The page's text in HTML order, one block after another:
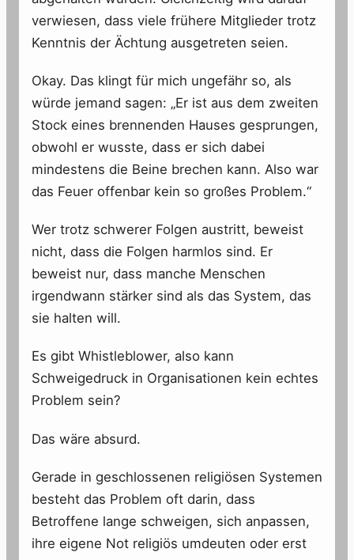
verwiesen, dass viele frühere Mitglieder trotz
Kenntnis der Ächtung ausgetreten seien.
Okay. Das klingt für mich ungefähr so, als
würde jemand sagen: „Er ist aus dem zweiten
Stock eines brennenden Hauses gesprungen,
obwohl er wusste, dass er sich dabei
mindestens die Beine brechen kann. Also war
das Feuer offenbar kein so großes Problem.“
Wer trotz schwerer Folgen austritt, beweist
nicht, dass die Folgen harmlos sind. Er
beweist nur, dass manche Menschen
irgendwann stärker sind als das System, das
sie halten will.
Es gibt Whistleblower, also kann
Schweigedruck in Organisationen kein echtes
Problem sein?
Das wäre absurd.
Gerade in geschlossenen religiösen Systemen
besteht das Problem oft darin, dass
Betroffene lange schweigen, sich anpassen,
ihre eigene Not religiös umdeuten oder erst